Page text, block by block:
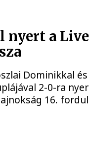
nyert a
Dominikkal
2-0-ra
16.